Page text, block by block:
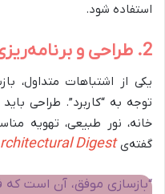
استفاده شود.
2. طراحی و برنامه‌ریزی عملکردی
یکی از اشتباهات متداول،
توجه به “کاربرد”. طراحی
خانه، نور طبیعی، تهویه
گفته‌ی Digest
“بازسازی موفق، آن است که